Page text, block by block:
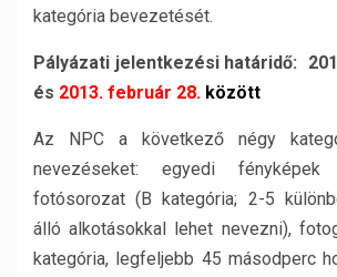
kategória bevezetését.
Pályázati jelentkezési határidő:
és 2013. február 28. között
Az NPC a következő négy
nevezéseket: egyedi fényképek
fotósorozat (B kategória; 2-5
álló alkotásokkal lehet nevezni),
kategória, legfeljebb 45 másodperc